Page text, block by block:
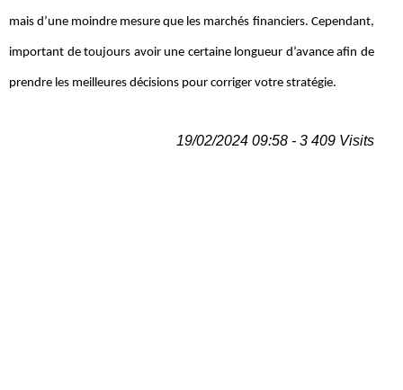
mais d’une moindre mesure que les marchés financiers. Cependant,
important de toujours avoir une certaine longueur d’avance afin de
prendre les meilleures décisions pour corriger votre stratégie.
19/02/2024 09:58 - 3 409 Visits